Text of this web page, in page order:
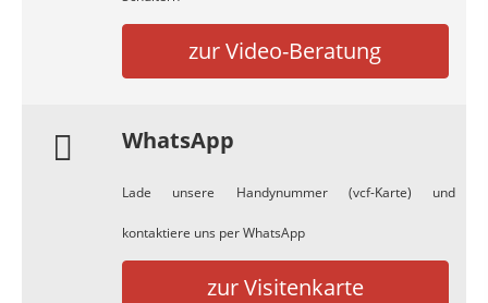
zur Video-Beratung
WhatsApp
Lade unsere Handynummer (vcf-Karte) und
kontaktiere uns per WhatsApp
zur Visitenkarte